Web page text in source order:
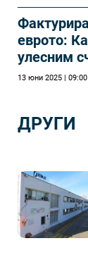
еврото:
улесним
13 юни 2025 | 09:00
ДРУГИ